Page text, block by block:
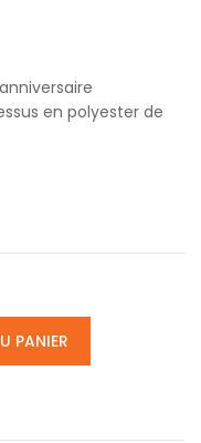
en polyester de
PANIER